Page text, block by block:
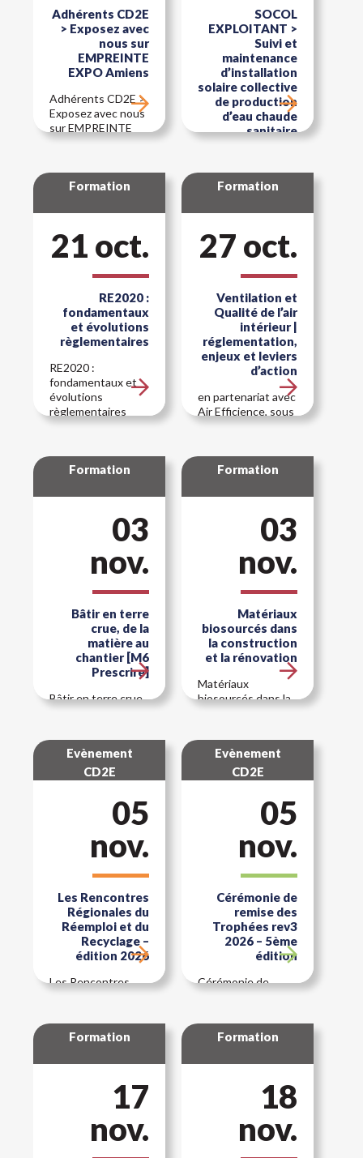
étude de cas Loos-
en-Gohelle (62)
Adhérents CD2E
> Exposez avec
nous sur
EMPREINTE
EXPO Amiens
Adhérents CD2E >
Exposez avec nous
sur EMPREINTE
EXPO Amiens
SOCOL
EXPLOITANT >
Suivi et
maintenance
d’installation
solaire collective
de production
d’eau chaude
sanitaire
EXPLOITANT >
Suivi et
d’installation
production d’eau
chaude sanitaire
Formation
21 oct.
RE2020 :
fondamentaux
et évolutions
règlementaires
RE2020 :
fondamentaux et
évolutions
règlementaires
Formation
27 oct.
Ventilation et
Qualité de l’air
intérieur |
réglementation,
enjeux et leviers
d’action
en partenariat avec
Air Efficience, sous
l'impulsion de la
France
Formation
03
nov.
Bâtir en terre
crue, de la
matière au
chantier [M6
Prescrire]
Bâtir en terre crue,
Prescrire]
Formation
03
nov.
Matériaux
biosourcés dans
la construction
et la rénovation
Matériaux
biosourcés dans la
Evènement
CD2E
05
nov.
Les Rencontres
Régionales du
Réemploi et du
Recyclage –
édition 2026
Les Rencontres
Recyclage – édition
2026
Evènement
CD2E
05
nov.
Cérémonie de
remise des
Trophées rev3
2026 – 5ème
édition
Cérémonie de
bâtiment durable
Jeudi 5 novembre
Formation
17
nov.
Formation
18
nov.